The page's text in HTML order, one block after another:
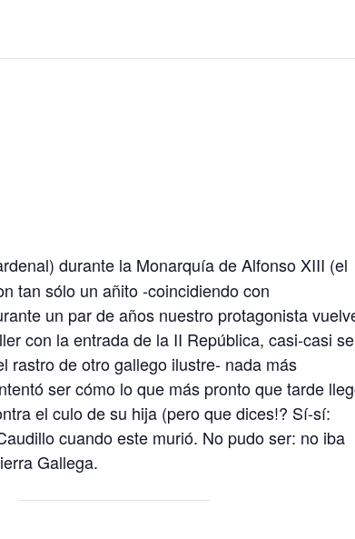
durante la Monarquía de Alfonso XIII (el
tan sólo un añito -coincidiendo con
un par de años nuestro protagonista
con la entrada de la II República, casi-casi se
rastro de otro gallego ilustre- nada más
ser cómo lo que más pronto que tarde
el culo de su hija (pero que dices!? Sí-sí:
cuando este murió. No pudo ser: no iba
Gallega.